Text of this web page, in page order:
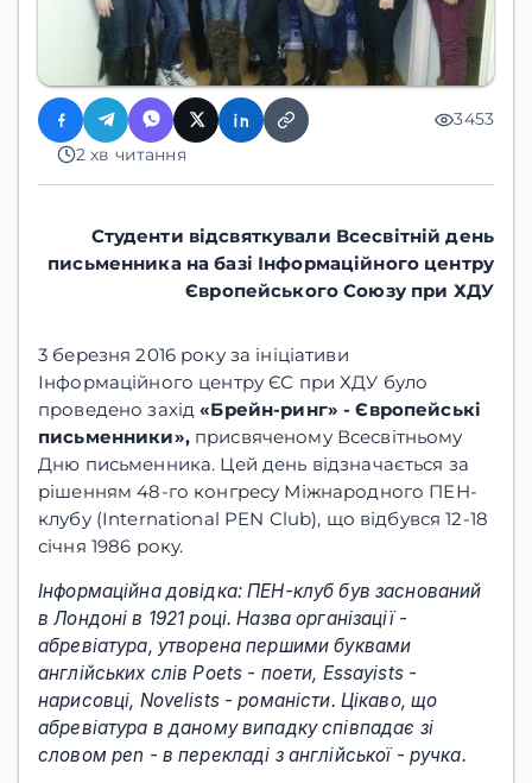
3453
2 хв читання
Студенти відсвяткували Всесвітній день
письменника на базі Інформаційного центру
Європейського Союзу при ХДУ
3 березня 2016 року за ініціативи
Інформаційного центру ЄС при ХДУ було
проведено захід«Брейн-ринг» - Європейські
письменники»,присвяченому Всесвітньому
Дню письменника. Цей день відзначається за
рішенням 48-го конгресу Міжнародного ПЕН-
клубу (International PEN Club), що відбувся 12-18
січня 1986 року.
Інформаційна довідка: ПЕН-клуб був заснований
в Лондоні в 1921 році. Назва організації -
абревіатура, утворена першими буквами
англійських слів Poets - поети, Essayists -
нарисовці, Novelists - романісти. Цікаво, що
абревіатура в даному випадку співпадає зі
словом pen - в перекладі з англійської - ручка.